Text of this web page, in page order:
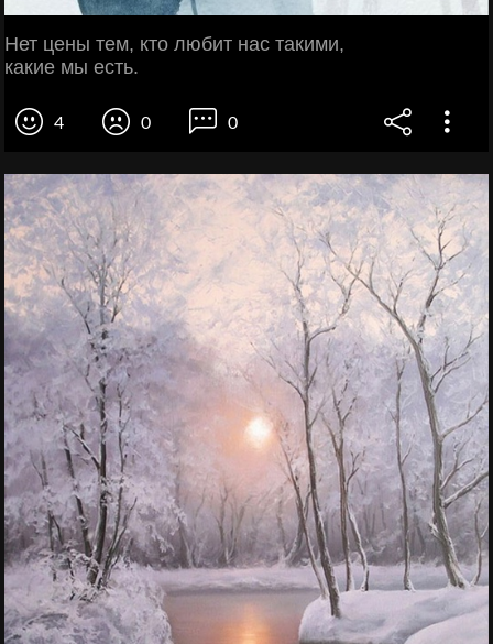
Нет цены тем, кто любит нас такими,
какие мы есть.
4 0 0